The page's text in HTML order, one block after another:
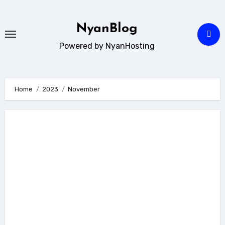
content
NyanBlog
Powered by NyanHosting
Home 2023 November